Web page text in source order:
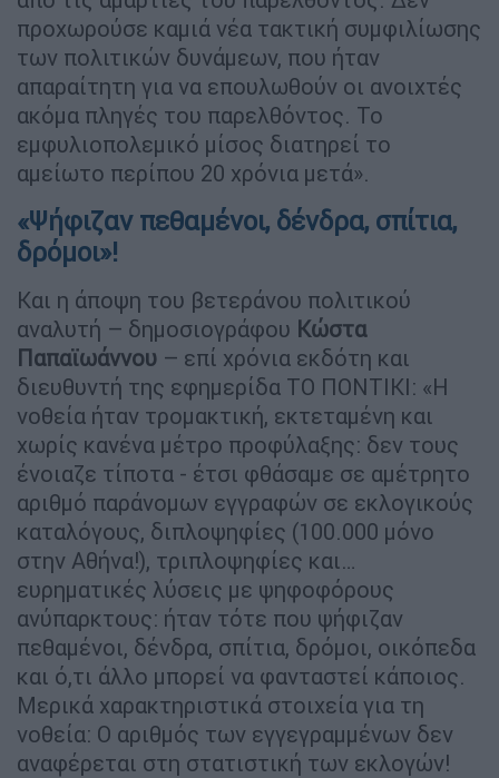
προχωρούσε καμιά νέα τακτική συμφιλίωσης
των πολιτικών δυνάμεων, που ήταν
απαραίτητη για να επουλωθούν οι ανοιχτές
ακόμα πληγές του παρελθόντος. Το
εμφυλιοπολεμικό μίσος διατηρεί το
αμείωτο περίπου 20 χρόνια μετά».
«Ψήφιζαν πεθαμένοι, δένδρα, σπίτια,
δρόμοι»!
Και η άποψη του βετεράνου πολιτικού
αναλυτή – δημοσιογράφου Κώστα
Παπαϊωάννου – επί χρόνια εκδότη και
διευθυντή της εφημερίδα ΤΟ ΠΟΝΤΙΚΙ: «Η
νοθεία ήταν τρομακτική, εκτεταμένη και
χωρίς κανένα μέτρο προφύλαξης: δεν τους
ένοιαζε τίποτα - έτσι φθάσαμε σε αμέτρητο
αριθμό παράνομων εγγραφών σε εκλογικούς
καταλόγους, διπλοψηφίες (100.000 μόνο
στην Αθήνα!), τριπλοψηφίες και…
ευρηματικές λύσεις με ψηφοφόρους
ανύπαρκτους: ήταν τότε που ψήφιζαν
πεθαμένοι, δένδρα, σπίτια, δρόμοι, οικόπεδα
και ό,τι άλλο μπορεί να φανταστεί κάποιος.
Μερικά χαρακτηριστικά στοιχεία για τη
νοθεία: Ο αριθμός των εγγεγραμμένων δεν
αναφέρεται στη στατιστική των εκλογών!